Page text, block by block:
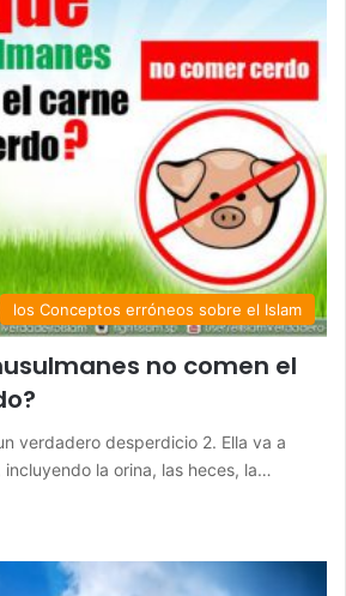
los Conceptos erróneos sobre el Islam
no comen el
verdadero desperdicio 2. Ella va a
la orina, las heces, la…